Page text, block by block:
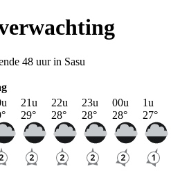
48 uur in Sasu
°
21u
29°
22u
28°
23u
28°
00u
28°
1u
27°